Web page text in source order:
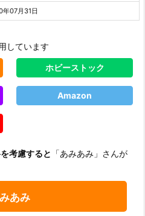
年07月31日
しています
ホビーストック
Amazon
考慮すると 「あみあみ」さんが
あみ